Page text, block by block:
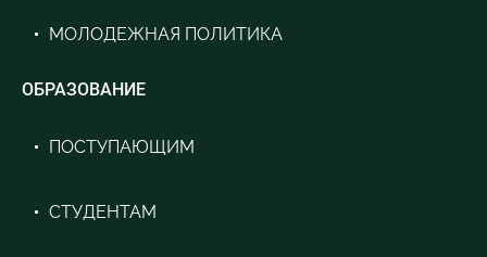
МОЛОДЕЖНАЯ ПОЛИТИКА
ОБРАЗОВАНИЕ
ПОСТУПАЮЩИМ
СТУДЕНТАМ